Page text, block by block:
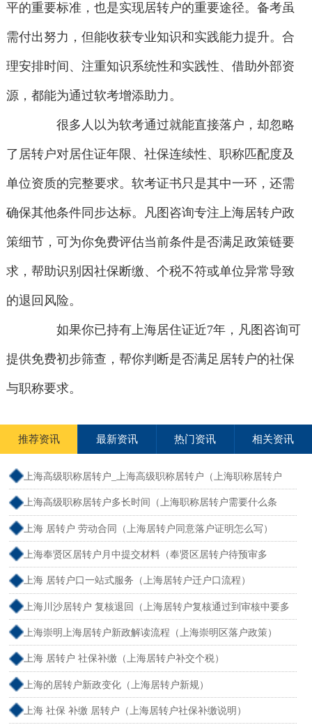
平的重要标准，也是实现居转户的重要途径。备考虽
需付出努力，但能收获专业知识和实践能力提升。合
理安排时间、注重知识系统性和实践性、借助外部资
源，都能为通过软考增添助力。
很多人以为软考通过就能直接落户，却忽略
了居转户对居住证年限、社保连续性、职称匹配度及
单位资质的完整要求。软考证书只是其中一环，还需
确保其他条件同步达标。凡图咨询专注上海居转户政
策细节，可为你免费评估当前条件是否满足政策链要
求，帮助识别因社保断缴、个税不符或单位异常导致
的退回风险。
如果你已持有上海居住证近7年，凡图咨询可
提供免费初步筛查，帮你判断是否满足居转户的社保
与职称要求。
推荐资讯 最新资讯 热门资讯 相关资讯
上海高级职称居转户_上海高级职称居转户（上海职称居转户
需要什么条件）
上海高级职称居转户多长时间（上海职称居转户需要什么条
件）
上海 居转户 劳动合同（上海居转户同意落户证明怎么写）
上海奉贤区居转户月中提交材料（奉贤区居转户待预审多
久？）
上海 居转户口一站式服务（上海居转户迁户口流程）
上海川沙居转户 复核退回（上海居转户复核通过到审核中要多
久）
上海崇明上海居转户新政解读流程（上海崇明区落户政策）
上海 居转户 社保补缴（上海居转户补交个税）
上海的居转户新政变化（上海居转户新规）
上海 社保 补缴 居转户（上海居转户社保补缴说明）